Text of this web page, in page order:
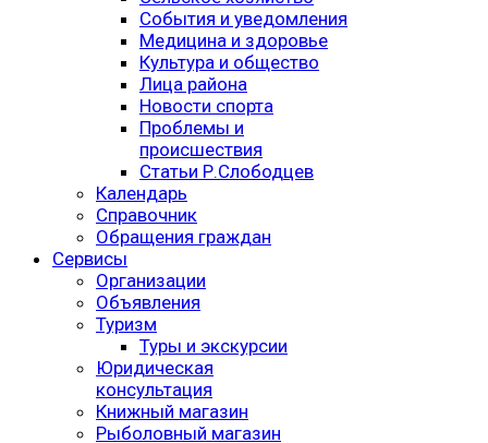
События и уведомления
Медицина и здоровье
Культура и общество
Лица района
Новости спорта
Проблемы и
происшествия
Статьи Р.Слободцев
Календарь
Справочник
Обращения граждан
Сервисы
Организации
Объявления
Туризм
Туры и экскурсии
Юридическая
консультация
Книжный магазин
Рыболовный магазин